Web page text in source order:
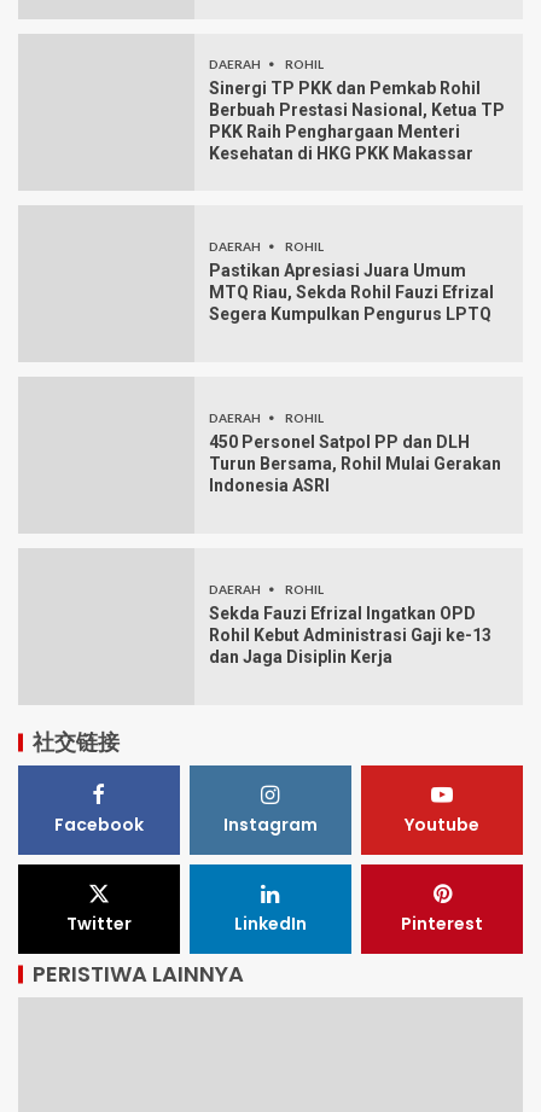
DAERAH ROHIL
Sinergi TP PKK dan Pemkab Rohil
Berbuah Prestasi Nasional, Ketua TP
PKK Raih Penghargaan Menteri
Kesehatan di HKG PKK Makassar
DAERAH ROHIL
Pastikan Apresiasi Juara Umum
MTQ Riau, Sekda Rohil Fauzi Efrizal
Segera Kumpulkan Pengurus LPTQ
DAERAH ROHIL
450 Personel Satpol PP dan DLH
Turun Bersama, Rohil Mulai Gerakan
Indonesia ASRI
DAERAH ROHIL
Sekda Fauzi Efrizal Ingatkan OPD
Rohil Kebut Administrasi Gaji ke-13
dan Jaga Disiplin Kerja
社交链接
Facebook Instagram Youtube
Twitter LinkedIn Pinterest
PERISTIWA LAINNYA